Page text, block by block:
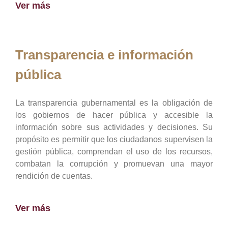
Ver más
Transparencia e información
pública
La transparencia gubernamental es la obligación de
los gobiernos de hacer pública y accesible la
información sobre sus actividades y decisiones. Su
propósito es permitir que los ciudadanos supervisen la
gestión pública, comprendan el uso de los recursos,
combatan la corrupción y promuevan una mayor
rendición de cuentas.
Ver más